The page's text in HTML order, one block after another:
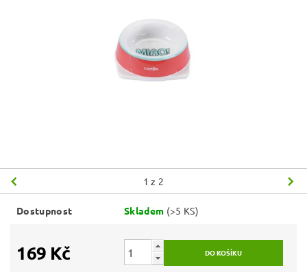
1 z 2
Dostupnost Skladem (>5 KS)
169 Kč